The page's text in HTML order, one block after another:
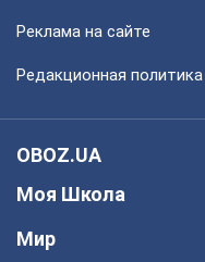
Реклама на сайте
Редакционная политика
OBOZ.UA
Моя Школа
Мир